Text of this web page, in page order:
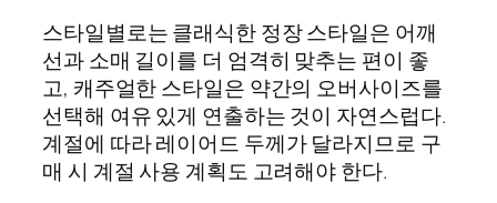
스타일별로는 클래식한 정장 스타일은 어깨
선과 소매 길이를 더 엄격히 맞추는 편이 좋
고, 캐주얼한 스타일은 약간의 오버사이즈를
선택해 여유 있게 연출하는 것이 자연스럽다.
계절에 따라 레이어드 두께가 달라지므로 구
매 시 계절 사용 계획도 고려해야 한다.